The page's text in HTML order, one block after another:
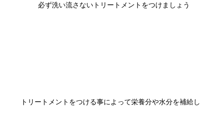
必ず洗い流さないトリートメントをつけましょう
トリートメントをつける事によって栄養分や水分を補給し